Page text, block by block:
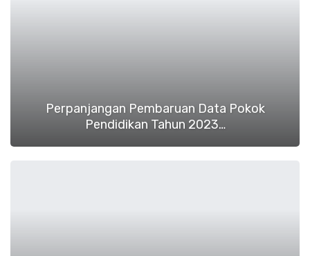
Perpanjangan Pembaruan Data Pokok
Pendidikan Tahun 2023…